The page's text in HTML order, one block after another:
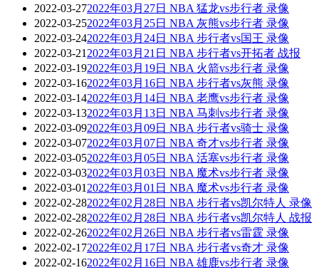
2022-03-272022年03月27日 NBA 猛龙vs步行者 录像
2022-03-252022年03月25日 NBA 灰熊vs步行者 录像
2022-03-242022年03月24日 NBA 步行者vs国王 录像
2022-03-21 2022年03月21日 NBA 步行者vs开拓者 战报
2022-03-192022年03月19日 NBA 火箭vs步行者 录像
2022-03-162022年03月16日 NBA 步行者vs灰熊 录像
2022-03-142022年03月14日 NBA 老鹰vs步行者 录像
2022-03-132022年03月13日 NBA 马刺vs步行者 录像
2022-03-092022年03月09日 NBA 步行者vs骑士 录像
2022-03-072022年03月07日 NBA 奇才vs步行者 录像
2022-03-052022年03月05日 NBA 活塞vs步行者 录像
2022-03-032022年03月03日 NBA 魔术vs步行者 录像
2022-03-01 2022年03月01日 NBA 魔术vs步行者 录像
2022-02-282022年02月28日 NBA 步行者vs凯尔特人 录像
2022-02-282022年02月28日 NBA 步行者vs凯尔特人 战报
2022-02-262022年02月26日 NBA 步行者vs雷霆 录像
2022-02-172022年02月17日 NBA 步行者vs奇才 录像
2022-02-162022年02月16日 NBA 雄鹿vs步行者 录像